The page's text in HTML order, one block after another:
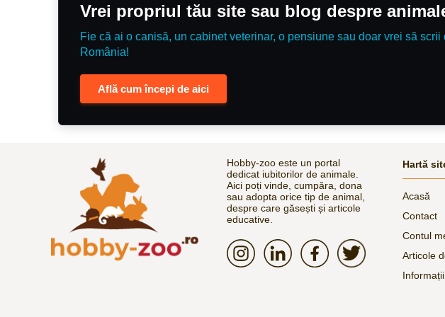
Vrei propriul tău site sau blog despre
Fie că ai o canisă, un cabinet veterinar, o pensiune sau doar vrei să
România!
Află cum începi de aici
Hobby-zoo este un portal
dedicat iubitorilor de animale.
Aici poți vinde, cumpăra, dona
sau adopta orice tip de animal,
despre care găsești și articole
educative.
Hartă
Acasă
Contact
Contul
Articole